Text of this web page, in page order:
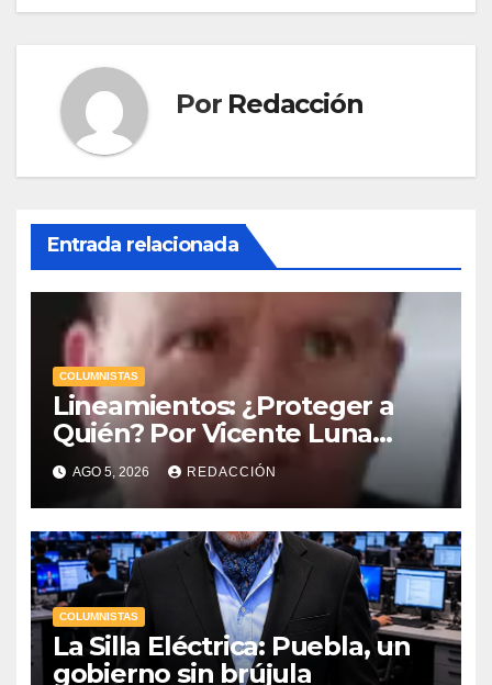
Por Redacción
Entrada relacionada
COLUMNISTAS
Lineamientos: ¿Proteger a
Quién? Por Vicente Luna
Hernández
AGO 5, 2026 REDACCIÓN
COLUMNISTAS
La Silla Eléctrica: Puebla, un
gobierno sin brújula